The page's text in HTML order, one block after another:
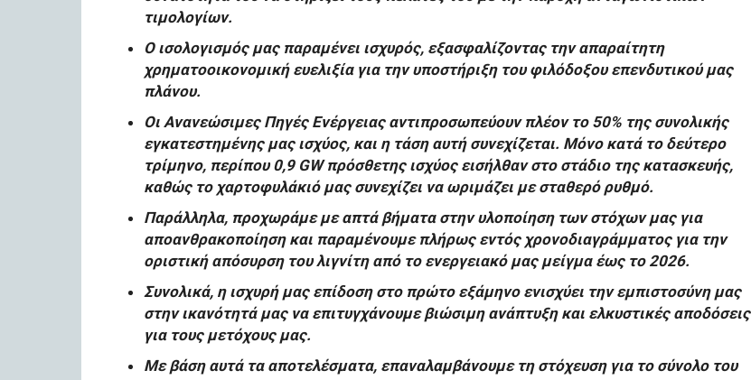
τιμολογίων.
Ο ισολογισμός μας παραμένει ισχυρός, εξασφαλίζοντας την απαραίτητη
χρηματοοικονομική ευελιξία για την υποστήριξη του φιλόδοξου επενδυτικού μας
πλάνου.
Οι Ανανεώσιμες Πηγές Ενέργειας αντιπροσωπεύουν πλέον το 50% της συνολικής
εγκατεστημένης μας ισχύος, και η τάση αυτή συνεχίζεται. Μόνο κατά το δεύτερο
τρίμηνο, περίπου 0,9 GW πρόσθετης ισχύος εισήλθαν στο στάδιο της κατασκευής,
καθώς το χαρτοφυλάκιό μας συνεχίζει να ωριμάζει με σταθερό ρυθμό.
Παράλληλα, προχωράμε με απτά βήματα στην υλοποίηση των στόχων μας για
αποανθρακοποίηση και παραμένουμε πλήρως εντός χρονοδιαγράμματος για την
οριστική απόσυρση του λιγνίτη από το ενεργειακό μας μείγμα έως το 2026.
Συνολικά, η ισχυρή μας επίδοση στο πρώτο εξάμηνο ενισχύει την εμπιστοσύνη μας
στην ικανότητά μας να επιτυγχάνουμε βιώσιμη ανάπτυξη και ελκυστικές αποδόσεις
για τους μετόχους μας.
Με βάση αυτά τα αποτελέσματα, επαναλαμβάνουμε τη στόχευση για το σύνολο του